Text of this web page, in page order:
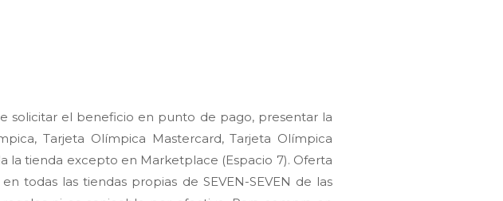
solicitar el beneficio en punto de pago, presentar la
Tarjeta Olímpica Mastercard, Tarjeta Olímpica
la tienda excepto en Marketplace (Espacio 7). Oferta
todas las tiendas propias de SEVEN-SEVEN de las